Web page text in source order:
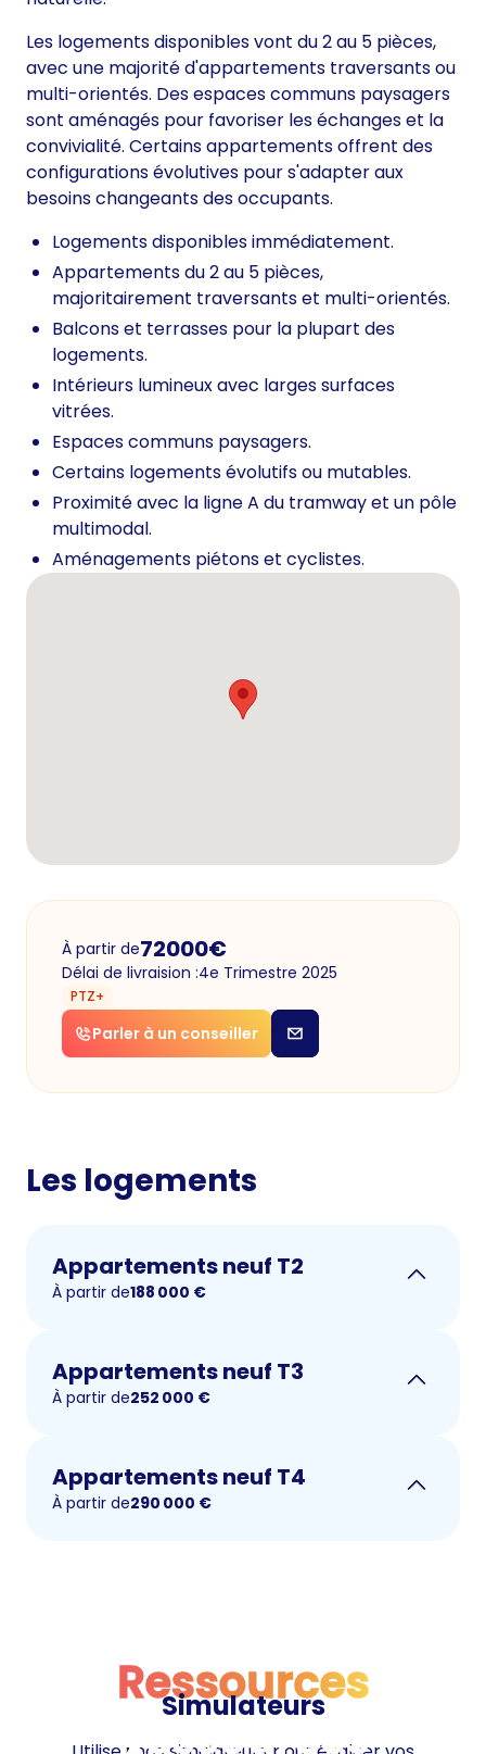
Les logements disponibles vont du 2 au 5 pièces,
avec une majorité d'appartements traversants ou
multi-orientés. Des espaces communs paysagers
sont aménagés pour favoriser les échanges et la
convivialité. Certains appartements offrent des
configurations évolutives pour s'adapter aux
besoins changeants des occupants.
Logements disponibles immédiatement.
Appartements du 2 au 5 pièces,
majoritairement traversants et multi-orientés.
Balcons et terrasses pour la plupart des
logements.
Intérieurs lumineux avec larges surfaces
vitrées.
Espaces communs paysagers.
Certains logements évolutifs ou mutables.
Proximité avec la ligne A du tramway et un pôle
multimodal.
Aménagements piétons et cyclistes.
À partir de72000€
Délai de livraision :4e Trimestre 2025
PTZ+
Parler à un conseiller
Les logements
Appartements neuf T2
À partir de188 000 €
Appartements neuf T3
À partir de252 000 €
Appartements neuf T4
À partir de290 000 €
Ressources
Ressources
Simulateurs